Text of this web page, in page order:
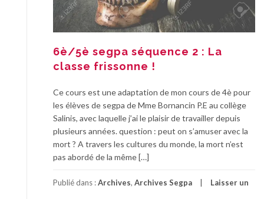
6è/5è segpa séquence 2 : La
classe frissonne !
Ce cours est une adaptation de mon cours de 4è pour
les élèves de segpa de Mme Bornancin P.E au collège
Salinis, avec laquelle j’ai le plaisir de travailler depuis
plusieurs années. question : peut on s’amuser avec la
mort ? A travers les cultures du monde, la mort n’est
pas abordé de la même […]
Publié dans :Archives, Archives Segpa Laisser un